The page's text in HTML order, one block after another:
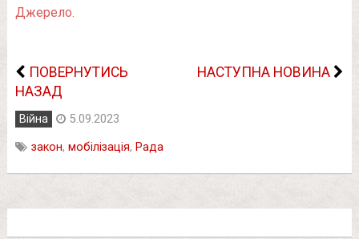
Джерело.
ПОВЕРНУТИСЬ
НАЗАД
НАСТУПНА НОВИНА
Війна 5.09.2023
закон, мобілізація, Рада